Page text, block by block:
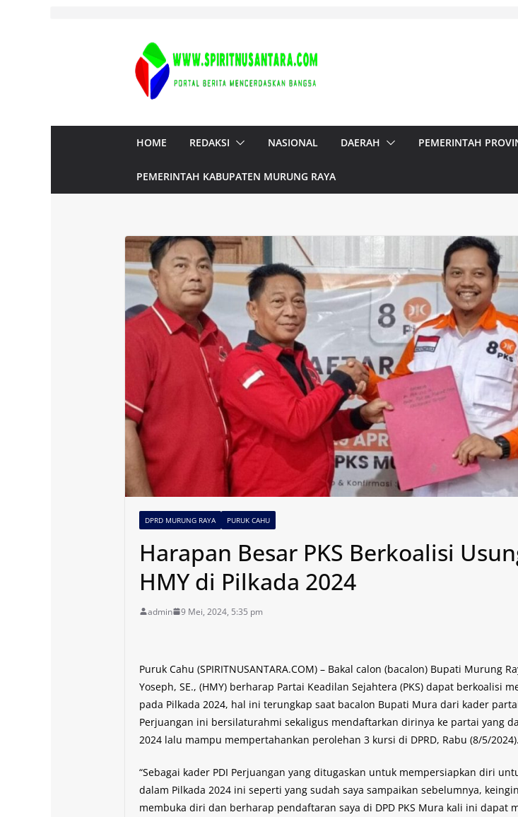
HOME REDAKSI NASIONAL DAERAH PEMERINTAH
PEMERINTAH KABUPATEN MURUNG RAYA
DPRD MURUNG RAYA PURUK CAHU
Harapan Besar PKS Berkoalisi
HMY di Pilkada 2024
admin 9 Mei, 2024, 5:35 pm
Puruk Cahu (SPIRITNUSANTARA.COM) – Bakal calon (bacalon) Bupati Murung
Yoseph, SE., (HMY) berharap Partai Keadilan Sejahtera (PKS) dapat berkoalisi
pada Pilkada 2024, hal ini terungkap saat bacalon Bupati Mura dari kader
Perjuangan ini bersilaturahmi sekaligus mendaftarkan dirinya ke partai yang
2024 lalu mampu mempertahankan perolehan 3 kursi di DPRD, Rabu (8/5/2024).
“Sebagai kader PDI Perjuangan yang ditugaskan untuk mempersiapkan diri
dalam Pilkada 2024 ini seperti yang sudah saya sampaikan sebelumnya,
membuka diri dan berharap pendaftaran saya di DPD PKS Mura kali ini dapat